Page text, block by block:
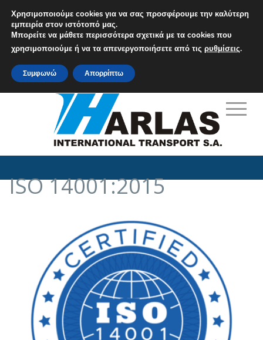
M: info@harlas.gr
ISO 14001:2015
Χρησιμοποιούμε cookies για να σας προσφέρουμε την καλύτερη
εμπειρία στον ιστότοπό μας.
Μπορείτε να μάθετε περισσότερα σχετικά με τα cookies που
χρησιμοποιούμε ή να τα απενεργοποιήσετε από τις ρυθμίσεις.
Συμφωνώ Απορρίπτω